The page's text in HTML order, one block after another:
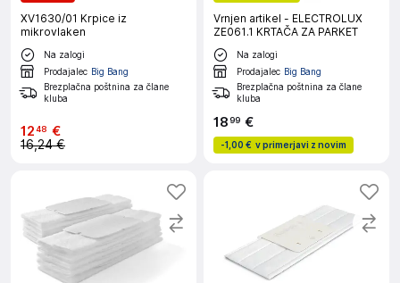
XV1630/01 Krpice iz
mikrovlaken
Na zalogi
Prodajalec Big Bang
Brezplačna poštnina za člane
kluba
1248 €
16,24 €
Vrnjen artikel - ELECTROLUX
ZE061.1 KRTAČA ZA PARKET
Na zalogi
Prodajalec Big Bang
Brezplačna poštnina za člane
kluba
1899 €
-1,00 € v primerjavi z novim